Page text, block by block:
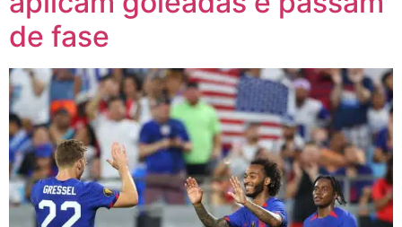
de fase